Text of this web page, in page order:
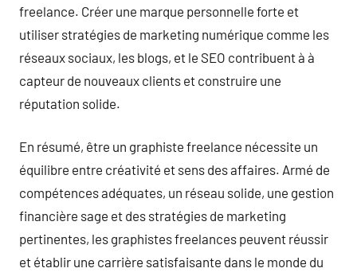
freelance. Créer une marque personnelle forte et
utiliser stratégies de marketing numérique comme les
réseaux sociaux, les blogs, et le SEO contribuent à à
capteur de nouveaux clients et construire une
réputation solide.
En résumé, être un graphiste freelance nécessite un
équilibre entre créativité et sens des affaires. Armé de
compétences adéquates, un réseau solide, une gestion
financière sage et des stratégies de marketing
pertinentes, les graphistes freelances peuvent réussir
et établir une carrière satisfaisante dans le monde du